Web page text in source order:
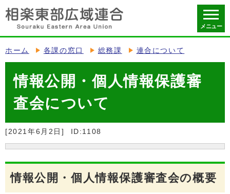
メニュー
ホーム 各課の窓口 総務課 連合について
情報公開・個人情報保護審
査会について
[2021年6月2日] ID:1108
情報公開・個人情報保護審査会の概要